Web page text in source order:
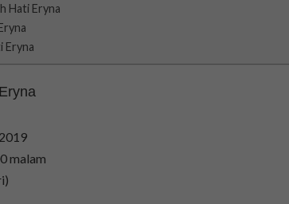
Hati Eryna
Eryna
malam